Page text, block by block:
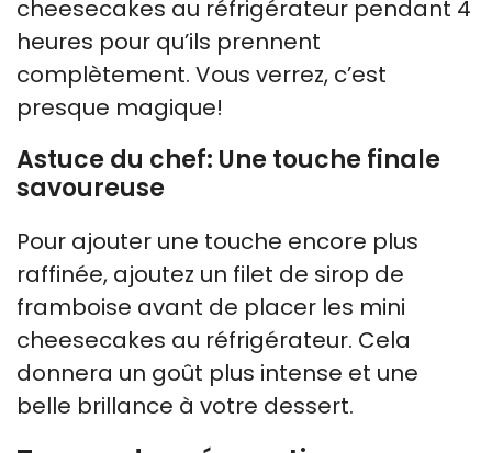
cheesecakes au réfrigérateur pendant 4
heures pour qu’ils prennent
complètement. Vous verrez, c’est
presque magique!
Astuce du chef: Une touche finale
savoureuse
Pour ajouter une touche encore plus
raffinée, ajoutez un filet de sirop de
framboise avant de placer les mini
cheesecakes au réfrigérateur. Cela
donnera un goût plus intense et une
belle brillance à votre dessert.